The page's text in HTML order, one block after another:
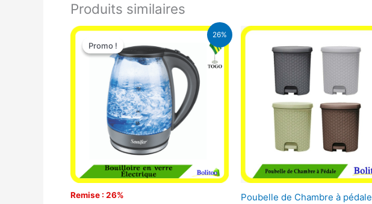
Produits similaires
26%
Promo !
Remise : 26%
Promo !
Le
initial
était :
16.900 CFA.
Le
actuel
est :
12.500 CFA.
Poubelle de Chambre à pédale